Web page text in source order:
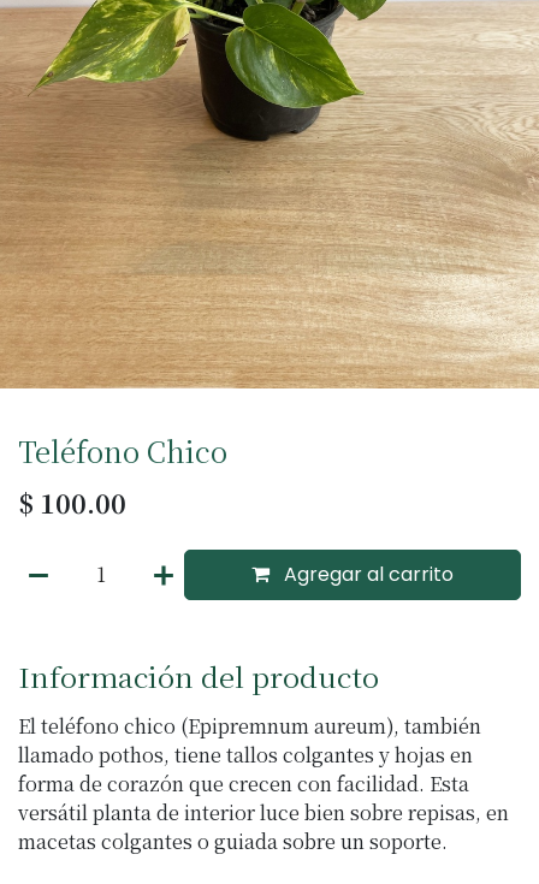
Teléfono Chico
$ 100.00
Agregar al carrito
Información del producto
El teléfono chico (Epipremnum aureum), también
llamado pothos, tiene tallos colgantes y hojas en
forma de corazón que crecen con facilidad. Esta
versátil planta de interior luce bien sobre repisas, en
macetas colgantes o guiada sobre un soporte.